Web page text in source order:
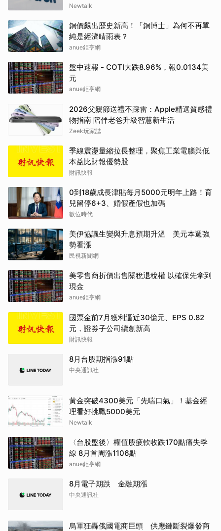
Newtalk
銅價飆出歷史新高！「銅博士」為何不再單
純是經濟晴雨表？
anue鉅亨網
盤中速報 - COTI大跌8.96%，報0.0134美
元
anue鉅亨網
2026父親節送禮不踩雷：Apple精選質感禮
物指南 陪伴老爸升級智慧新生活
Zeek玩家誌
季線震盪量縮拉長整理，聚焦工業電腦與低
本益比財報優勢股
財訊快報
0到18歲成長津貼每月5000元明年上路！育
兒留停6+3、婚假產假也加碼
數位時代
美伊協議生變與升息預期升溫 美元本週強
勢看漲
民視新聞網
美零售商折價出售關稅退稅權 以確保先拿到
現金
anue鉅亨網
國票金前7月獲利逼近30億元、EPS 0.82
元，證券子公司續創新高
財訊快報
8月台股期指漲91點
中央通訊社
黃金突破4300美元「先喘口氣」！基金經
理看好挑戰5000美元
Newtalk
〈台股盤後〉權值股疲軟收跌170點痛失季
線 8月首周漲1106點
anue鉅亨網
8月電子期跌 金融期漲
中央通訊社
烏軍狂轟俄國電商巨頭 供應鏈斷裂爆發商